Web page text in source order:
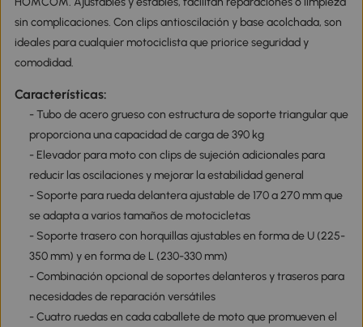
sin complicaciones. Con clips antioscilación y base acolchada, son
ideales para cualquier motociclista que priorice seguridad y
comodidad.
Características:
- Tubo de acero grueso con estructura de soporte triangular que
proporciona una capacidad de carga de 390 kg
- Elevador para moto con clips de sujeción adicionales para
reducir las oscilaciones y mejorar la estabilidad general
- Soporte para rueda delantera ajustable de 170 a 270 mm que
se adapta a varios tamaños de motocicletas
- Soporte trasero con horquillas ajustables en forma de U (225-
350 mm) y en forma de L (230-330 mm)
- Combinación opcional de soportes delanteros y traseros para
necesidades de reparación versátiles
- Cuatro ruedas en cada caballete de moto que promueven el